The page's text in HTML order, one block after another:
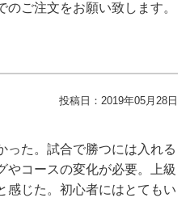
ご注文をお願い致します。
投稿日： 2019年05月28日
った。試合で勝つには入れる
やコースの変化が必要。上級
感じた。初心者にはとてもい